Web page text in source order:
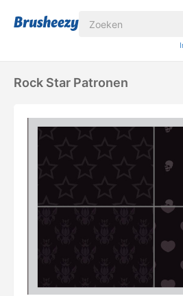
Rock Star Patronen